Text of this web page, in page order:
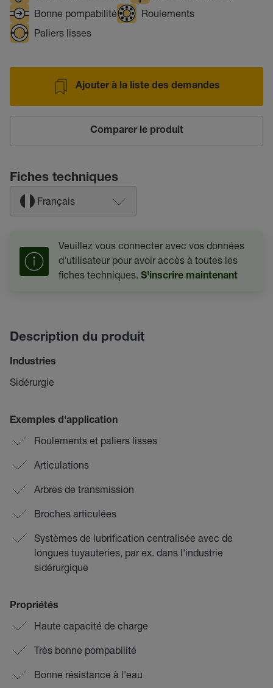
Bonne pompabilité
Roulements
Paliers lisses
Ajouter à la liste des demandes
Comparer le produit
Fiches techniques
Français
Veuillez vous connecter avec vos données
d'utilisateur pour avoir accès à toutes les
fiches techniques. S'inscrire maintenant
Description du produit
Industries
Sidérurgie
Exemples d'application
Roulements et paliers lisses
Articulations
Arbres de transmission
Broches articulées
Systèmes de lubrification centralisée avec de
longues tuyauteries, par ex. dans l'industrie
sidérurgique
Propriétés
Haute capacité de charge
Très bonne pompabilité
Bonne résistance à l'eau